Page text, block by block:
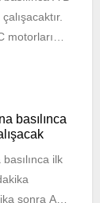
motorları
basılınca
ilk
sonra A